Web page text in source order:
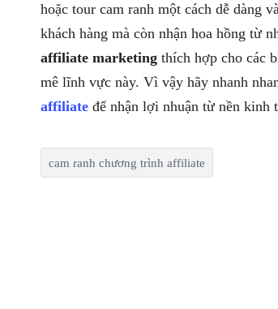
hoặc tour cam ranh một cách dễ dàng
khách hàng mà còn nhận hoa hồng từ
affiliate marketing thích hợp cho các
mê lĩnh vực này. Vì vậy hãy nhanh
affiliate để nhận lợi nhuận từ nền kinh
cam ranh chương trình affiliate